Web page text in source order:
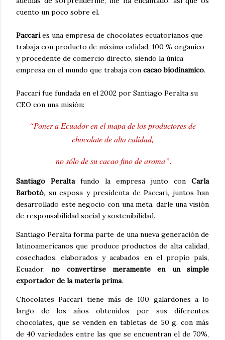
cuento un poco sobre el.
Paccaries una empresa de chocolates ecuatorianos que
trabaja con producto de máxima calidad, 100 % organico
y procedente de comercio directo, siendo la única
empresa en el mundo que trabaja con cacao biodinamico.
Paccari fue fundada en el 2002 por Santiago Peralta su
CEO con una misión:
“Poner a Ecuador en el mapa de los productores de
chocolate de alta calidad,
no sólo de su cacao fino de aroma”.
Santiago Peraltafundo la empresa junto con Carla
Barbotó, su esposa y presidenta de Paccari, juntos han
desarrollado este negocio con una meta, darle una visión
de responsabilidad social y sostenibilidad.
Santiago Peralta forma parte de una nueva generación de
latinoamericanos que produce productos de alta calidad,
cosechados, elaborados y acabados en el propio país,
Ecuador,no convertirse meramente en un simple
exportador de la materia prima.
Chocolates Paccari tiene más de 100 galardones a lo
largo de los años obtenidos por sus diferentes
chocolates, que se venden en tabletas de 50 g. con más
de 40 variedades entre las que se encuentran el de 70%,